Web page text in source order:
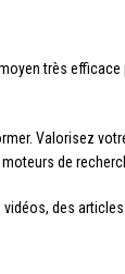
très
Valorisez
de
des